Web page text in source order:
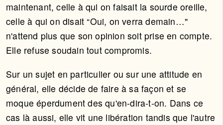
maintenant, celle à qui on faisait la sourde oreille,
celle à qui on disait “Oui, on verra demain…"
n'attend plus que son opinion soit prise en compte.
Elle refuse soudain tout compromis.
Sur un sujet en particulier ou sur une attitude en
général, elle décide de faire à sa façon et se
moque éperdument des qu'en-dira-t-on. Dans ce
cas là aussi, elle vit une libération tandis que l'autre